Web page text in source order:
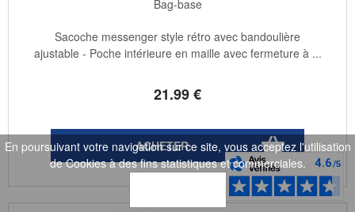
Bag-base
21.99€
Sacoche messenger style rétro avec bandoulière
ajustable - Poche intérieure en maille avec fermeture à ...
En poursuivant votre navigation sur ce site, vous acceptez l'utilisation
de Cookies à des fins statistiques et commerciales.